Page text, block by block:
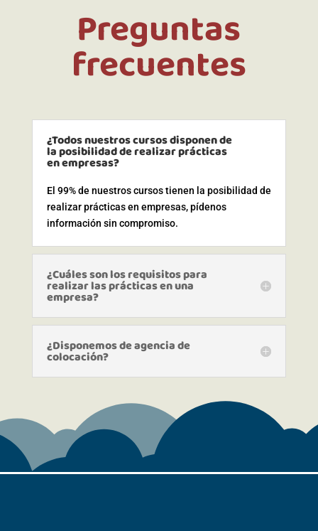
Preguntas
frecuentes
¿Todos nuestros cursos disponen de
la posibilidad de realizar prácticas
en empresas?
El 99% de nuestros cursos tienen la posibilidad de
realizar prácticas en empresas, pídenos
información sin compromiso.
¿Cuáles son los requisitos para
realizar las prácticas en una
empresa?
¿Disponemos de agencia de
colocación?